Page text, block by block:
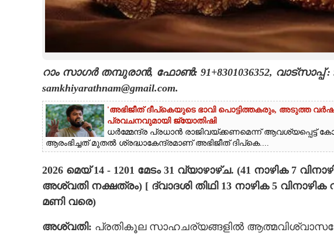
CARTOONS
LITERATURE
CONTACT US
റാം സാഗർ തമ്പുരാൻ, ഫോൺ: 91+8301036352, വാട്സാപ്പ് :
samkhiyarathnam@gmail.com.
'അഭിജീത് ദീപ്‌കെയുടെ ഭാവി പൊട്ടിത്തകരും, അടുത്ത
പ്രവചനവുമായി ജ്യോതിഷി
ധർമ്മേന്ദ്ര പ്രധാൻ രാജിവയ്ക്കണമെന്ന് ആവശ്യപ്പെട്ട്
ആരംഭിച്ചത് മുതൽ ശ്രദ്ധാകേന്ദ്രമാണ് അഭിജീത് ദിപ്‌കെ....
2026 മെയ് 14 - 1201 മേടം 31 വ്യാഴാഴ്ച. (41 നാഴിക 7
അശ്വതി നക്ഷത്രം) [ ദ്വാദശി തിഥി 13 നാഴിക 5
മണി വരെ)
അശ്വതി: പ്രതികൂല സാഹചര്യങ്ങളില്‍